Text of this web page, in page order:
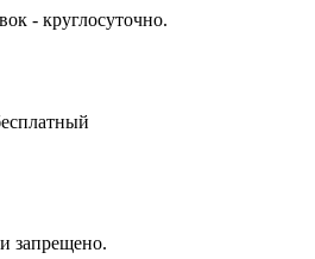
- круглосуточно.
запрещено.